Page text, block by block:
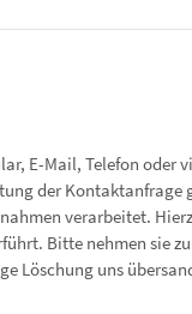
E-Mail, Telefon oder
der Kontaktanfrage
verarbeitet.
Bitte nehmen sie
Löschung uns